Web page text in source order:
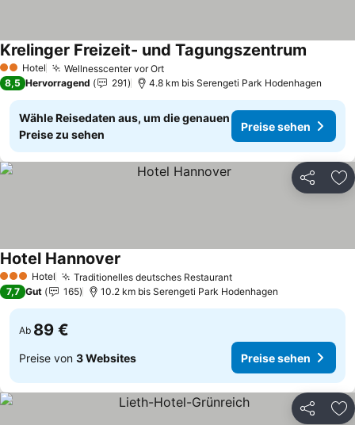
2 Sterne
Hotel Wellnesscenter vor OrtPreise sehen
Krelinger Freizeit- und Tagungszentrum
8,5 Hervorragend 291 4.8 km bis Serengeti Park Hodenhagen
Wähle Reisedaten aus, um die genauen
Preise zu sehen
Preise sehen
Teilen
3 SterneHotel Traditionelles deutsches RestaurantPreise sehen
Hotel Hannover
7,7 Gut 165 10.2 km bis Serengeti Park Hodenhagen
Ab 89 €
Preise von 3 Websites Preise sehen
Teilen